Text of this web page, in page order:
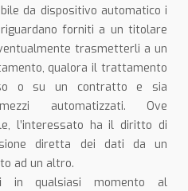
da dispositivo automatico i
forniti a un titolare
trasmetterli a un
qualora il trattamento
o su un contratto e sia
automatizzati. Ove
l’interessato ha il diritto di
diretta dei dati da un
ad un altro.
in qualsiasi momento al